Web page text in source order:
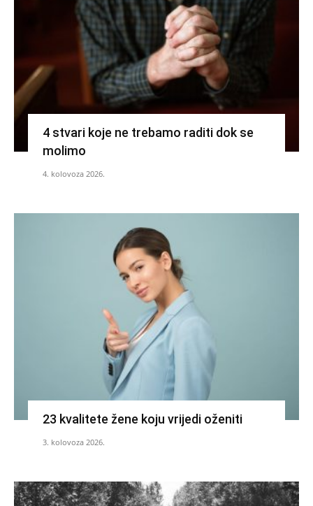
4 stvari koje ne trebamo raditi dok se
molimo
4. kolovoza 2026.
23 kvalitete žene koju vrijedi oženiti
3. kolovoza 2026.